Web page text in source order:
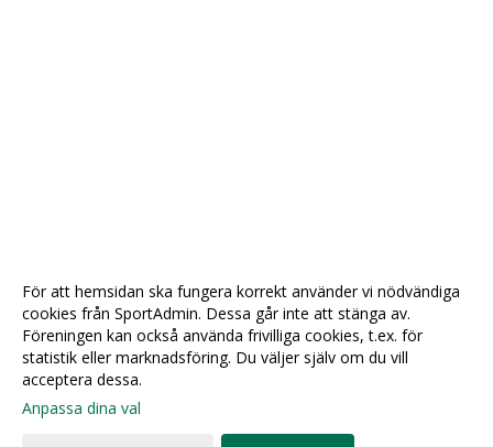
För att hemsidan ska fungera korrekt använder vi nödvändiga
cookies från SportAdmin. Dessa går inte att stänga av.
Föreningen kan också använda frivilliga cookies, t.ex. för
statistik eller marknadsföring. Du väljer själv om du vill
acceptera dessa.
Anpassa dina val